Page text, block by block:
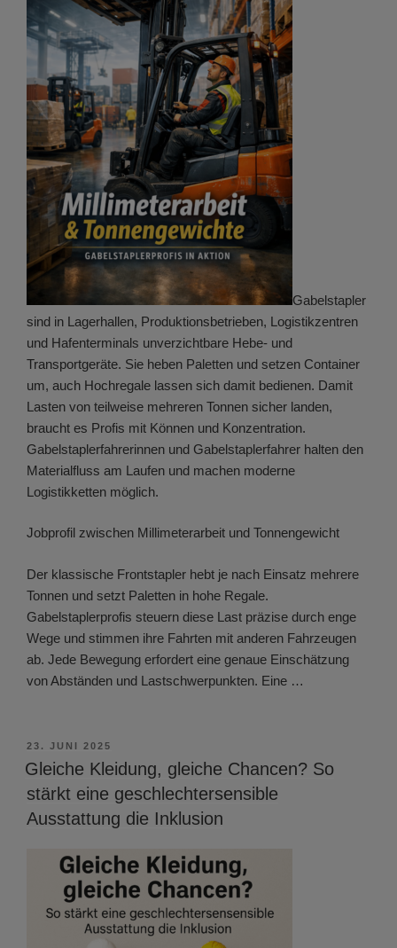
Gabelstapler
sind in Lagerhallen, Produktionsbetrieben, Logistikzentren
und Hafenterminals unverzichtbare Hebe- und
Transportgeräte. Sie heben Paletten und setzen Container
um, auch Hochregale lassen sich damit bedienen. Damit
Lasten von teilweise mehreren Tonnen sicher landen,
braucht es Profis mit Können und Konzentration.
Gabelstaplerfahrerinnen und Gabelstaplerfahrer halten den
Materialfluss am Laufen und machen moderne
Logistikketten möglich.
Jobprofil zwischen Millimeterarbeit und Tonnengewicht
Der klassische Frontstapler hebt je nach Einsatz mehrere
Tonnen und setzt Paletten in hohe Regale.
Gabelstaplerprofis steuern diese Last präzise durch enge
Wege und stimmen ihre Fahrten mit anderen Fahrzeugen
ab. Jede Bewegung erfordert eine genaue Einschätzung
von Abständen und Lastschwerpunkten. Eine …
VERÖFFENTLICHT
AM
23. JUNI 2025
Gleiche Kleidung, gleiche Chancen? So
stärkt eine geschlechtersensible
Ausstattung die Inklusion